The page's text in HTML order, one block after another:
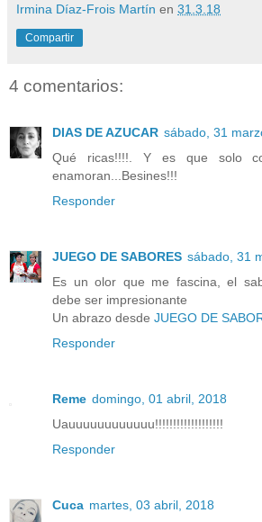
Irmina Díaz-Frois Martín en 31.3.18
Compartir
4 comentarios:
DIAS DE AZUCAR sábado, 31
Qué ricas!!!!. Y es que solo
enamoran...Besines!!!
Responder
JUEGO DE SABORES sábado, 31
Es un olor que me fascina, el
debe ser impresionante
Un abrazo desde JUEGO DE
Responder
Reme domingo, 01 abril, 2018
Uauuuuuuuuuuuu!!!!!!!!!!!!!!!!!!!
Responder
Cuca martes, 03 abril, 2018